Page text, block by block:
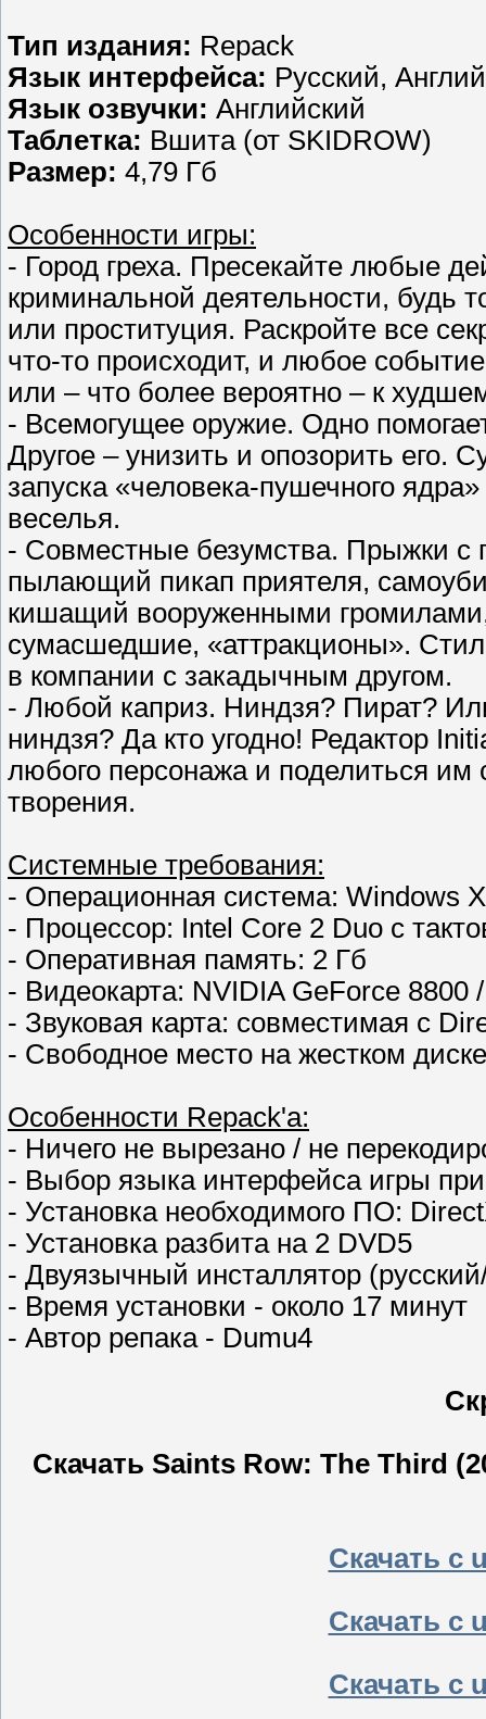
Тип издания: Repack
Язык интерфейса: Русский,
Язык озвучки: Английский
Таблетка: Вшита (от SKIDROW)
Размер: 4,79 Гб
Особенности игры:
- Город греха. Пресекайте любые
криминальной деятельности, будь
или проституция. Раскройте все
что-то происходит, и любое
или – что более вероятно – к
- Всемогущее оружие. Одно
Другое – унизить и опозорить его.
запуска «человека-пушечного
веселья.
- Совместные безумства. Прыжки
пылающий пикап приятеля,
кишащий вооруженными
сумасшедшие, «аттракционы».
в компании с закадычным другом.
- Любой каприз. Ниндзя? Пират?
ниндзя? Да кто угодно! Редактор
любого персонажа и поделиться им
творения.
Системные требования:
- Операционная система: Windows
- Процессор: Intel Core 2 Duo с
- Оперативная память: 2 Гб
- Видеокарта: NVIDIA GeForce
- Звуковая карта: совместимая с
- Свободное место на жестком
Особенности Repack'а:
- Ничего не вырезано / не
- Выбор языка интерфейса игры при
- Установка необходимого ПО:
- Установка разбита на 2 DVD5
- Двуязычный инсталлятор
- Время установки - около 17 минут
- Автор репака - Dumu4
Скачать Saints Row: The Third
Скачать с
Скачать с
Скачать с